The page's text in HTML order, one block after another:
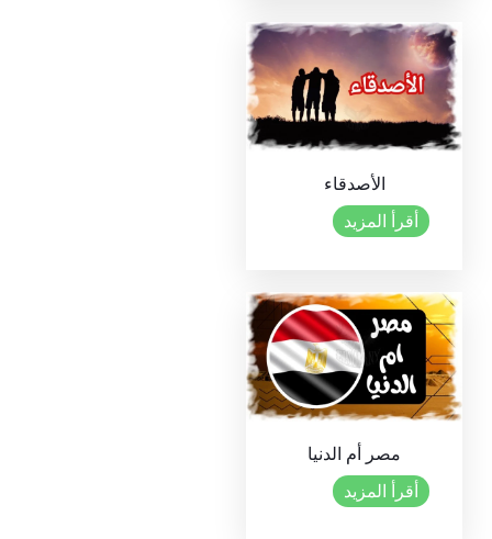
الأصدقاء
أقرأ المزيد
مصر أم الدنيا
أقرأ المزيد